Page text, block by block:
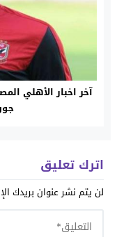
آخر اخبار الأهلي
اترك تعليق
لن يتم نشر عنوان بريدك